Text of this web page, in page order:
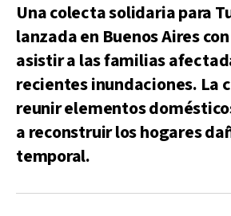
Una colecta solidaria para
lanzada en Buenos Aires
asistir a las familias
recientes inundaciones. La
reunir elementos
a reconstruir los hogares
temporal.